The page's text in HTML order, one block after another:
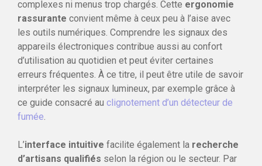
complexes ni menus trop chargés. Cette ergonomie
rassurante convient même à ceux peu à l’aise avec
les outils numériques. Comprendre les signaux des
appareils électroniques contribue aussi au confort
d’utilisation au quotidien et peut éviter certaines
erreurs fréquentes. À ce titre, il peut être utile de savoir
interpréter les signaux lumineux, par exemple grâce à
ce guide consacré au clignotement d’un détecteur de
fumée.
L’interface intuitive facilite également la recherche
d’artisans qualifiés selon la région ou le secteur. Par